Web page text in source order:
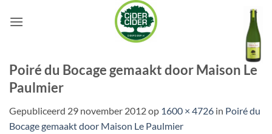
naar
Poiré du Bocage gemaakt door Maison Le
Paulmier
Gepubliceerd 29 november 2012op 1600 × 4726 in Poiré du
Bocage gemaakt door Maison Le Paulmier